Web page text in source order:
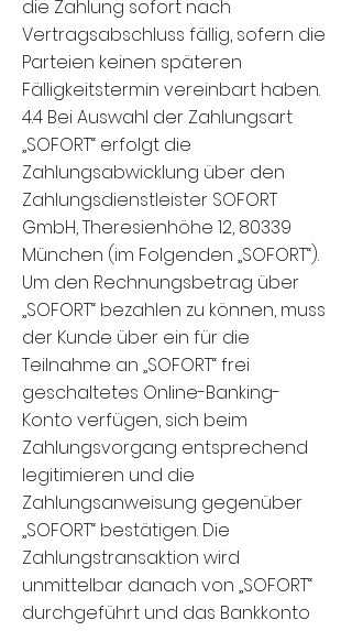
die Zahlung sofort nach
Vertragsabschluss fällig, sofern die
Parteien keinen späteren
Fälligkeitstermin vereinbart haben.
4.4 Bei Auswahl der Zahlungsart
„SOFORT“ erfolgt die
Zahlungsabwicklung über den
Zahlungsdienstleister SOFORT
GmbH, Theresienhöhe 12, 80339
München (im Folgenden „SOFORT“).
Um den Rechnungsbetrag über
„SOFORT“ bezahlen zu können, muss
der Kunde über ein für die
Teilnahme an „SOFORT“ frei
geschaltetes Online-Banking-
Konto verfügen, sich beim
Zahlungsvorgang entsprechend
legitimieren und die
Zahlungsanweisung gegenüber
„SOFORT“ bestätigen. Die
Zahlungstransaktion wird
unmittelbar danach von „SOFORT“
durchgeführt und das Bankkonto